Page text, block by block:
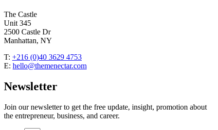
The Castle
Unit 345
2500 Castle Dr
Manhattan, NY
T: +216 (0)40 3629 4753
E: hello@themenectar.com
Newsletter
Join our newsletter to get the free update, insight, promotion about
the entrepreneur, business, and career.